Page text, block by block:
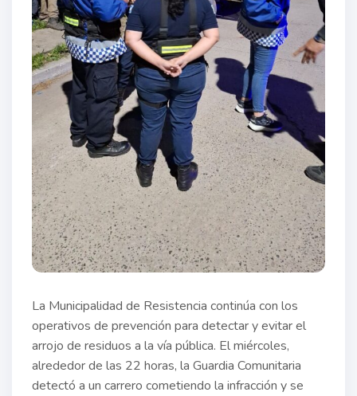
La Municipalidad de Resistencia continúa con los
operativos de prevención para detectar y evitar el
arrojo de residuos a la vía pública. El miércoles,
alrededor de las 22 horas, la Guardia Comunitaria
detectó a un carrero cometiendo la infracción y se